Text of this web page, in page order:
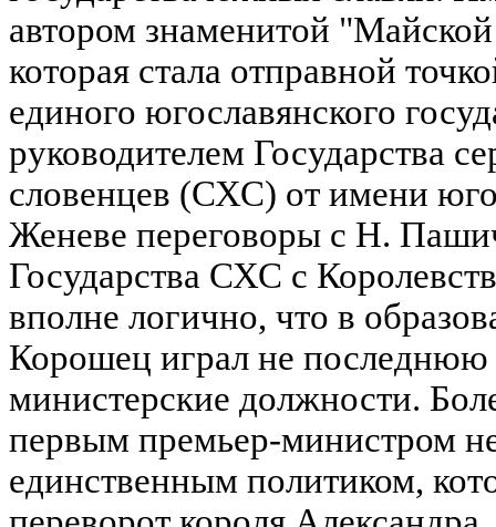
автором знаменитой
которая стала отправной
единого югославянского
руководителем Государства
словенцев (СХС) от имени
Женеве переговоры с Н.
Государства СХС с
вполне логично, что в
Корошец играл не последнюю
министерские должности.
первым премьер-министром
единственным политиком,